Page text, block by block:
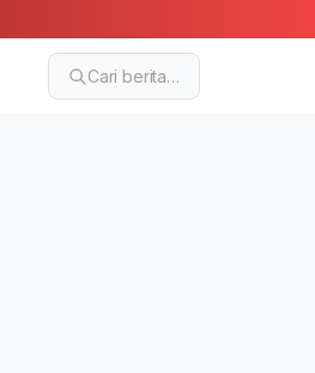
Cari berita…